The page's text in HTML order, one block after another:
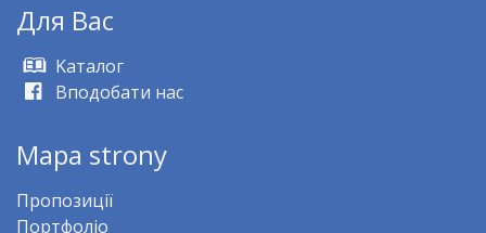
Для Bас
Kаталог
Вподобати нас
Mapa strony
Пропозиції
Портфоліо